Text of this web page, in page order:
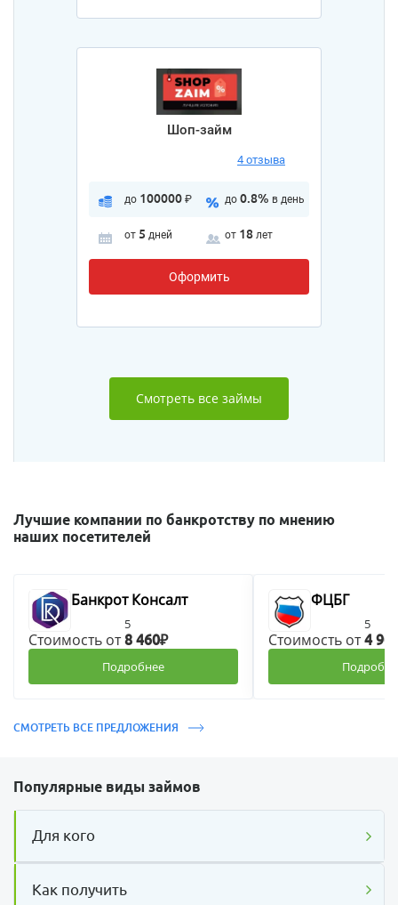
Шоп-займ
4 отзыва
до 100000 ₽ до 0.8% в день
от 5 дней от 18 лет
Оформить
Смотреть все займы
Лучшие компании по банкротству по мнению
наших посетителей
Банкрот Консалт
5
Стоимость от8 460₽
Подробнее
ФЦБГ
5
Стоимость от4
СМОТРЕТЬ ВСЕ ПРЕДЛОЖЕНИЯ
Популярные виды займов
Для кого
Как получить